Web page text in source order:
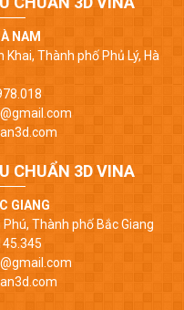
NAM
Thành phố Phủ Lý, Hà
CHUẨN 3D VINA
GIANG
Thành phố Bắc Giang